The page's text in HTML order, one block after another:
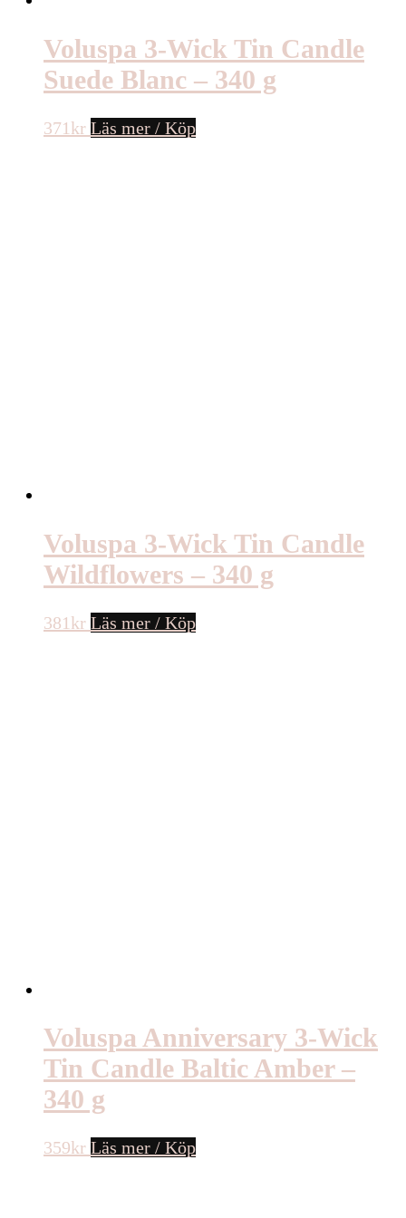
Voluspa 3-Wick Tin Candle
Suede Blanc – 340 g
371 kr Läs mer / Köp
Voluspa 3-Wick Tin Candle
Wildflowers – 340 g
381 kr Läs mer / Köp
Voluspa Anniversary 3-Wick
Tin Candle Baltic Amber –
340 g
359kr Läs mer / Köp